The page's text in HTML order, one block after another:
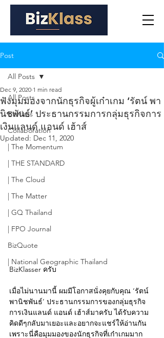
Post
All Posts
BizKlass
Collaboration
| The Momentum
| THE STANDARD
| The Cloud
| The Matter
| GQ Thailand
| FPO Journal
BizQuote
| National Geographic Thailand
All Posts
ฟังมุมมองจากนักธุรกิจผู้เก๋าเกม ‘รัตน์ พา
นิชพันธ์’ ประธานกรรมการกลุ่มธุรกิจการ
เงินแลนด์ แอนด์ เฮ้าส์
Dec 9, 2020 1 min read
Updated: Dec 11, 2020
BizKlasser ครับ
เมื่อไม่นานมานี้ ผมมีโอกาสนั่งคุยกับคุณ ‘รัตน์
พานิชพันธ์’ ประธานกรรมการของกลุ่มธุรกิจ
การเงินแลนด์ แอนด์ เฮ้าส์มาครับ ได้รับความ
คิดดีๆกลับมาเยอะและอยากจะแชร์ให้อ่านกัน
เพราะนี่คือมุมมองของนักธุรกิจที่เก๋าเกมมาก